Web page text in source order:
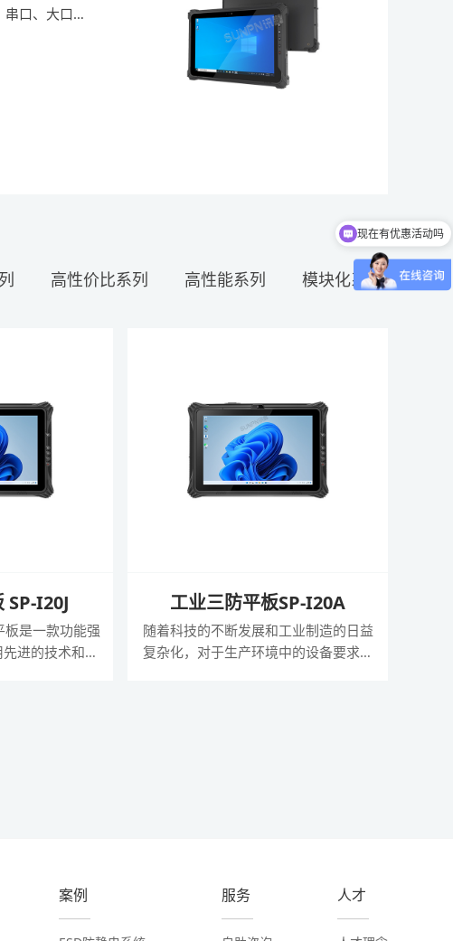
口、大口
客户对工业、车
业、医疗、金
高性价比系列 高性能系列 模块化系列
SP-I20J
板是一款功能强
进的技术和设
到强大的处理
工业三防平板SP-I20A
随着科技的不断发展和工业制造的日益
复杂化，对于生产环境中的设备要求也
案例 服务 人才
现在有优惠活动吗